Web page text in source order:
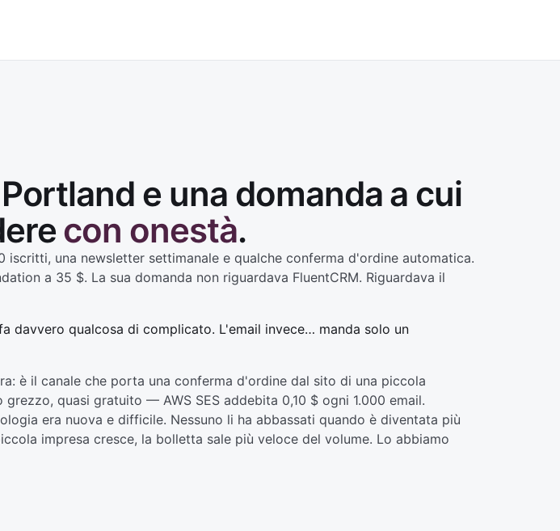
e una domanda a cui
con onestà.
una newsletter settimanale e qualche conferma d'ordine automatica.
a 35 $. La sua domanda non riguardava FluentCRM. Riguardava il
davvero qualcosa di complicato. L'email invece… manda solo un
è il canale che porta una conferma d'ordine dal sito di una piccola
quasi gratuito — AWS SES addebita 0,10 $ ogni 1.000 email.
era nuova e difficile. Nessuno li ha abbassati quando è diventata più
impresa cresce, la bolletta sale più veloce del volume. Lo abbiamo